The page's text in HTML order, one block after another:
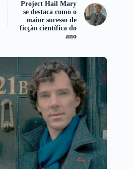
Project Hail Mary
se destaca como o
maior sucesso de
ficção científica do
ano